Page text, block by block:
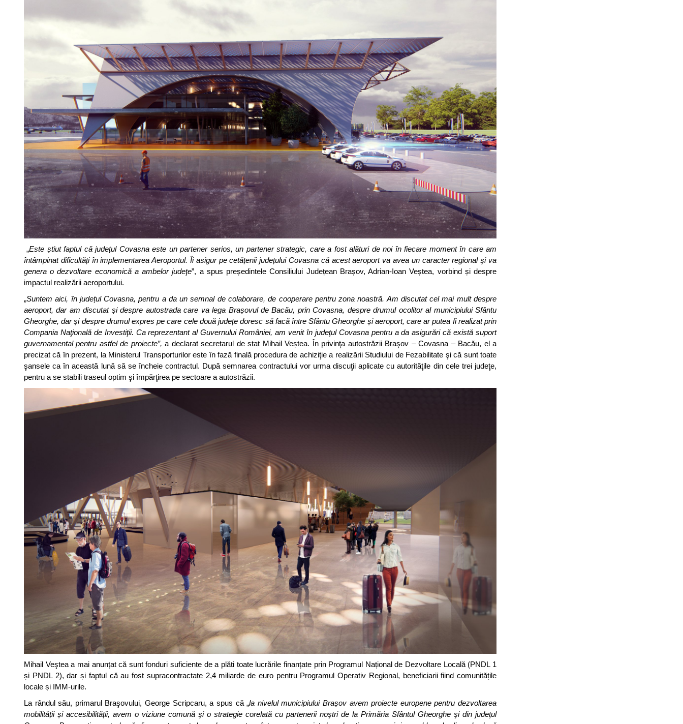
„Este știut faptul că județul Covasna este un partener serios, un partener strategic, care a fost alături de noi în fiecare moment în care am
întâmpinat dificultăți în implementarea Aeroportul. Îi asigur pe cetățenii județului Covasna că acest aeroport va avea un caracter regional şi va
genera o dezvoltare economică a ambelor judeţe”, a spus președintele Consiliului Județean Brașov, Adrian-Ioan Veștea, vorbind și despre
impactul realizării aeroportului.
„Suntem aici, în județul Covasna, pentru a da un semnal de colaborare, de cooperare pentru zona noastră. Am discutat cel mai mult despre
aeroport, dar am discutat și despre autostrada care va lega Brașovul de Bacău, prin Covasna, despre drumul ocolitor al municipiului Sfântu
Gheorghe, dar și despre drumul expres pe care cele două județe doresc să facă între Sfântu Gheorghe și aeroport, care ar putea fi realizat prin
Compania Naţională de Investiţii. Ca reprezentant al Guvernului României, am venit în judeţul Covasna pentru a da asigurări că există suport
guvernamental pentru astfel de proiecte”, a declarat secretarul de stat Mihail Veștea. În privinţa autostrăzii Braşov – Covasna – Bacău, el a
precizat că în prezent, la Ministerul Transporturilor este în fază finală procedura de achiziţie a realizării Studiului de Fezabilitate şi că sunt toate
şansele ca în această lună să se încheie contractul. După semnarea contractului vor urma discuţii aplicate cu autorităţile din cele trei judeţe,
pentru a se stabili traseul optim şi împărţirea pe sectoare a autostrăzii.
Mihail Veştea a mai anunțat că sunt fonduri suficiente de a plăti toate lucrările finanțate prin Programul Național de Dezvoltare Locală (PNDL 1
și PNDL 2), dar și faptul că au fost supracontractate 2,4 miliarde de euro pentru Programul Operativ Regional, beneficiarii fiind comunitățile
locale și IMM-urile.
La rândul său, primarul Braşovului, George Scripcaru, a spus că „la nivelul municipiului Brașov avem proiecte europene pentru dezvoltarea
mobilității și accesibilității, avem o viziune comună şi o strategie corelată cu partenerii noştri de la Primăria Sfântul Gheorghe şi din judeţul